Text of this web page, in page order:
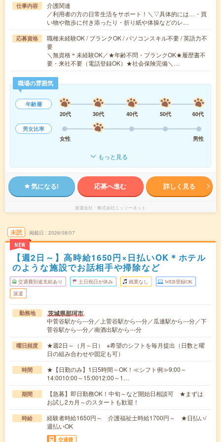
仕事内容
介護関連
／利用者の方の日常生活をサポート！＼▽具体的には…・買
い物や散歩に付き添ったり・折り紙や体操などのレ…
応募資格
職種未経験OK / ブランクOK / パソコンスキル不要 / 英語力不
要
＼無資格＊未経験OK／★年齢不問・ブランクOK★履歴書不
要・来社不要（電話登録OK）★社会保険完備＼…
職場の雰囲気
年齢層
20代
30代 40代 50代
60代
男女比率
女性
男性
もっと見る
気になる! 応募へ進む 詳しく見る
派遣会社 株式会社ニッソーネット
未読
NEW
掲載日 2026/08/07
【週2日～】高時給1650円×日払いOK＊ホテル
のような施設でお話相手や掃除など
交通費別途支給あり 土日祝日が休み 残業なし WEB登録OK
派遣
勤務地 茨城県那珂市
中菅谷駅から---分／上菅谷駅から---分／瓜連駅から---分／下
菅谷駅から---分／南酒出駅から---分
曜日頻度
★週2日～（月～日） ※希望のシフトを毎月提出（日数と曜
日の組み合わせや固定も可）
時間
★【日勤のみ】1日5時間～OK！≪シフト例≫9:00～
14:0010:00～15:0012:00～1…
期間
【急募】即日勤務OK！中旬～など開始日相談可 ★まずは
お試し2カ月～のスタートも歓迎！
時給
経験者時給1650円～ 介護福祉士時給1700円～ ★日払い/
週払いOK
交通費